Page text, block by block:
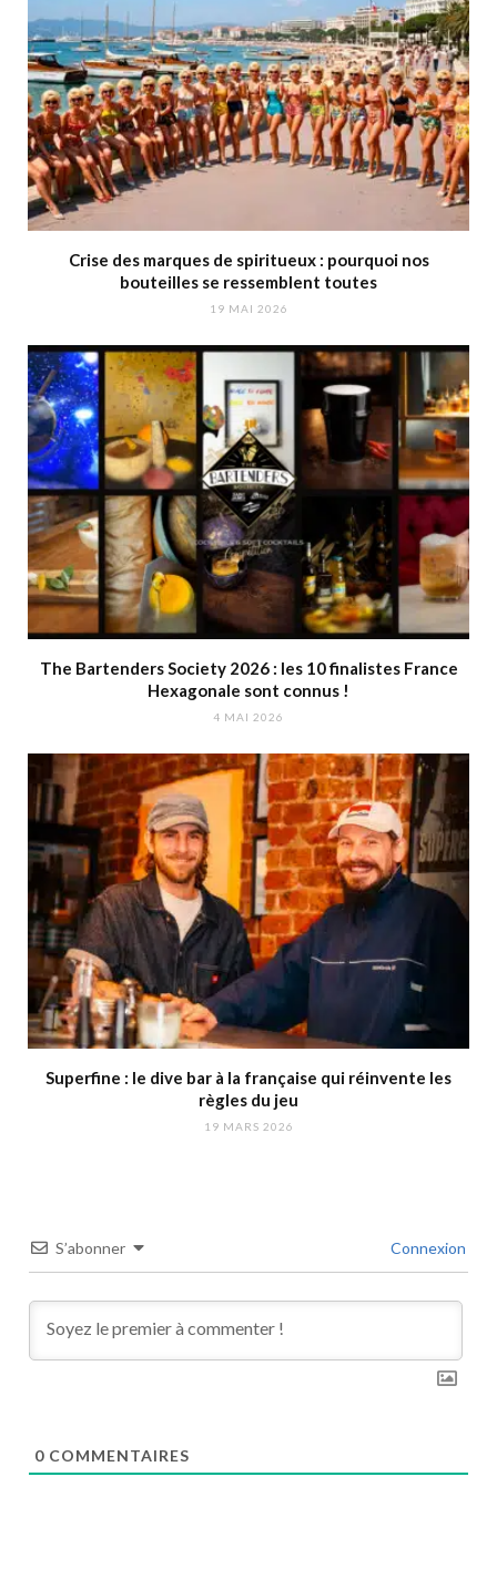
Crise des marques de spiritueux : pourquoi nos
bouteilles se ressemblent toutes
19 MAI 2026
The Bartenders Society 2026 : les 10 finalistes France
Hexagonale sont connus !
4 MAI 2026
Superfine : le dive bar à la française qui réinvente les
règles du jeu
19 MARS 2026
S’abonner Connexion
0 COMMENTAIRES